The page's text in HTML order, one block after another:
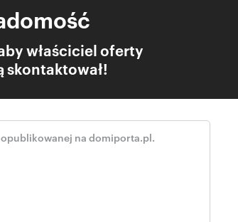
właściciel oferty
skontaktował!